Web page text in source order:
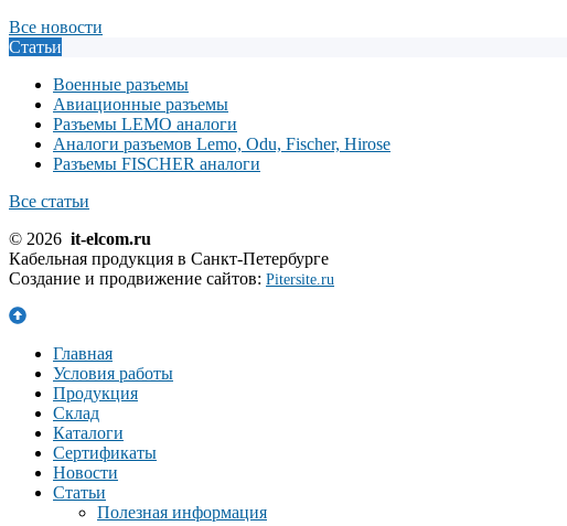
Все новости
Статьи
Военные разъемы
Авиационные разъемы
Разъемы LEMO аналоги
Аналоги разъемов Lemo, Odu, Fischer, Hirose
Разъемы FISCHER аналоги
Все статьи
© 2026 it-elcom.ru
Кабельная продукция в Санкт-Петербурге
Создание и продвижение сайтов: Pitersite.ru
Главная
Условия работы
Продукция
Склад
Каталоги
Сертификаты
Новости
Статьи
Полезная информация